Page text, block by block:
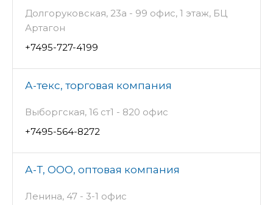
Долгоруковская, 23а - 99 офис, 1 этаж, БЦ
Артагон
+7495-727-4199
А-текс, торговая компания
Выборгская, 16 ст1 - 820 офис
+7495-564-8272
А-Т, ООО, оптовая компания
Ленина, 47 - 3-1 офис